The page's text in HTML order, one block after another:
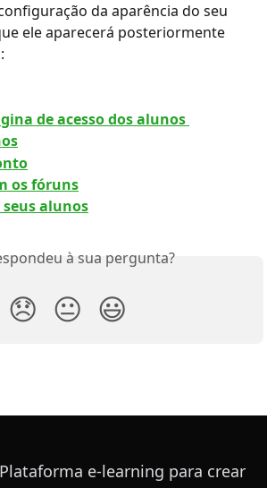
da aparência do seu
ele aparecerá posteriormente
de acesso dos alunos
os fóruns
alunos
à sua pergunta?
😞 😐 😃